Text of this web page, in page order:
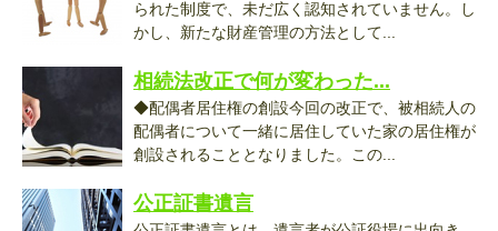
られた制度で、未だ広く認知されていません。し
かし、新たな財産管理の方法として...
相続法改正で何が変わった...
◆配偶者居住権の創設今回の改正で、被相続人の
配偶者について一緒に居住していた家の居住権が
創設されることとなりました。この...
公正証書遺言